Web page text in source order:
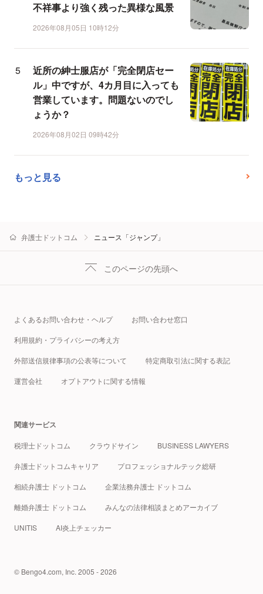
不祥事より強く残った異様な風景
2026年08月05日 10時12分
近所の紳士服店が「完全閉店セー
ル」中ですが、4カ月目に入っても
営業しています。問題ないのでし
ょうか？
2026年08月02日 09時42分
もっと見る
弁護士ドットコム ニュース「ジャンプ」
このページの先頭へ
よくあるお問い合わせ・ヘルプ お問い合わせ窓口
利用規約・プライバシーの考え方
外部送信規律事項の公表等について 特定商取引法に関する表記
運営会社 オプトアウトに関する情報
関連サービス
税理士ドットコム クラウドサイン BUSINESS LAWYERS
弁護士ドットコムキャリア プロフェッショナルテック総研
相続弁護士 ドットコム 企業法務弁護士 ドットコム
離婚弁護士 ドットコム みんなの法律相談まとめアーカイブ
UNITIS AI炎上チェッカー
© Bengo4.com, Inc. 2005 - 2026